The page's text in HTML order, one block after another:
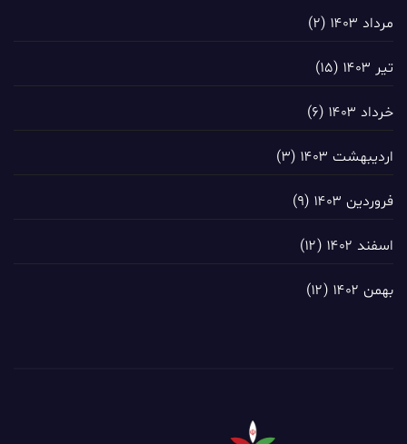
مرداد ۱۴۰۳ (۲)
تیر ۱۴۰۳ (۱۵)
خرداد ۱۴۰۳ (۶)
اردیبهشت ۱۴۰۳ (۳)
فروردین ۱۴۰۳ (۹)
اسفند ۱۴۰۲ (۱۲)
بهمن ۱۴۰۲ (۱۲)